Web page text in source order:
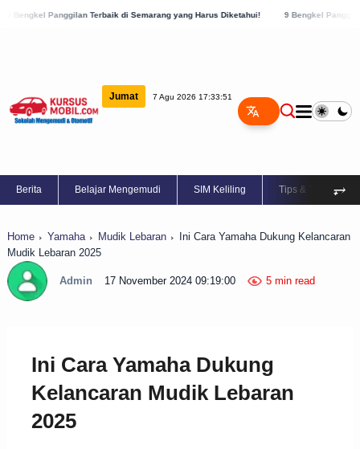
Terbaik di Semarang yang Harus Diketahui! 9 Bengkel Panggilan Terbaik di
Jumat 7 Agu 2026 17:33:52
Berita Belajar Mengemudi SIM Keliling Tips & Trik ⥅
Home Yamaha Mudik Lebaran
Ini Cara Yamaha Dukung Kelancaran
Mudik Lebaran 2025
Admin 17 November 2024 09:19:00 5 min read
Ini Cara Yamaha Dukung
Kelancaran Mudik Lebaran
2025